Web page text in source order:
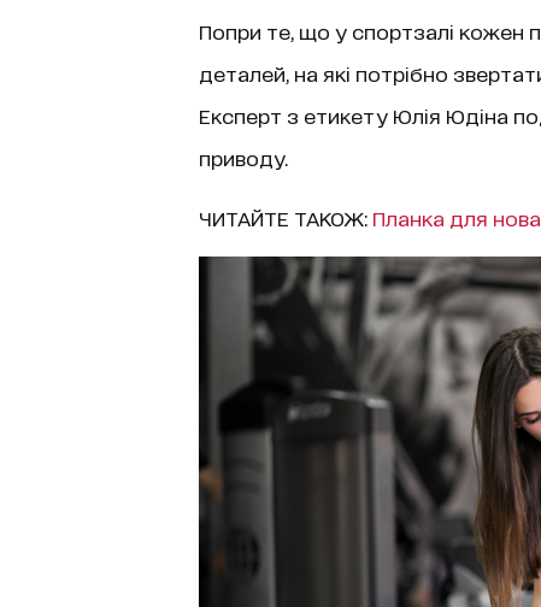
Попри те, що у спортзалі кожен
деталей, на які потрібно
Експерт з етикету Юлія Юдіна
приводу.
ЧИТАЙТЕ ТАКОЖ: Планка для